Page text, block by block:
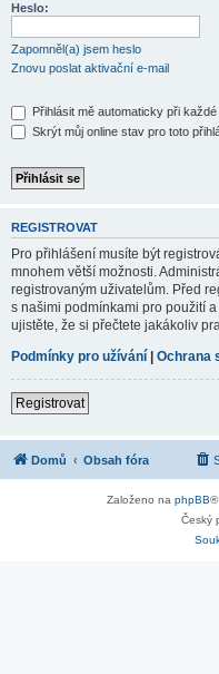
Heslo:
Zapomněl(a) jsem heslo
Znovu poslat aktivační e-mail
Přihlásit mě automaticky při
Skrýt můj online stav pro toto
REGISTROVAT
Pro přihlášení musíte být
mnohem větší možnosti.
registrovaným uživatelům. Před
s našimi podmínkami pro použití
ujistěte, že si přečtete jakákoliv
Podmínky pro užívání | Ochrana
Registrovat
Domů Obsah fóra
Založeno na phpBB®
Český